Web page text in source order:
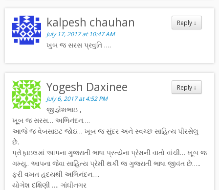
Reply ↓
kalpesh chauhan
July 17, 2017 at 10:47 AM
ખુબ જ સરસ પ્રવુતિ ….
Reply ↓
Yogesh Daxinee
July 6, 2017 at 4:52 PM
જીજ્ઞેશભાઇ ,
ખૂૂૂબ જ સરસ… અભિનંદન….
આજે જ વેબસાઇટ જોઇ… ખૂબ જ સુંદર અને સ્વચ્છ સાહિત્ય પીરસેલુ
છેેે.
પ્રોફાઇલમાં આપના ગુજરાતી ભાષા પ્રત્યેના પ્રેમની વાતો વાંચી… ખૂબ જ
ગમ્યુ.. આપના જેવા સાહિત્ય પ્રેમી થકી જ ગુજરાતી ભાષા જીવંત છે…..
ફરી વખત હદયથી અભિનંદન….
યોગેશ દક્ષિણી …. ગાંઘીનગર